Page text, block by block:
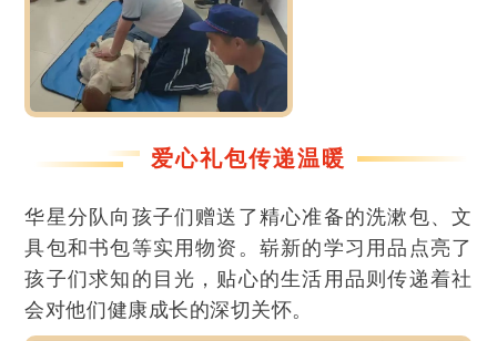
爱心礼包传递温暖
华星分队向孩子们赠送了精心准备的洗漱包、文
具包和书包等实用物资。崭新的学习用品点亮了
孩子们求知的目光，贴心的生活用品则传递着社
会对他们健康成长的深切关怀。